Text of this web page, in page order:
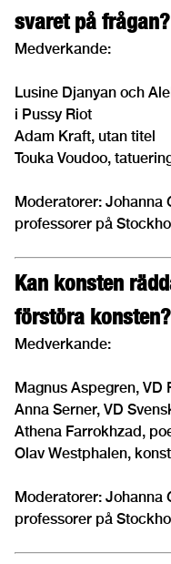
svaret på frågan?
Medverkande:
Lusine Djanyan och
i Pussy Riot
Adam Kraft, utan titel
Touka Voudoo,
Moderatorer: Johanna
professorer på
Kan konsten
förstöra konsten?
Medverkande:
Magnus Aspegren, VD
Anna Serner, VD
Athena Farrokhzad,
Olav Westphalen,
Moderatorer: Johanna
professorer på